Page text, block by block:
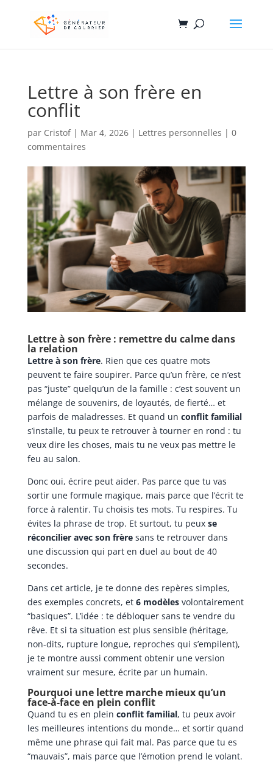
Lettre à son frère en
conflit
par Cristof| Mar 4, 2026| Lettres personnelles | 0
commentaires
Lettre à son frère : remettre du calme dans
la relation
Lettre à son frère. Rien que ces quatre mots
peuvent te faire soupirer. Parce qu’un frère, ce n’est
pas “juste” quelqu’un de la famille : c’est souvent un
mélange de souvenirs, de loyautés, de fierté… et
parfois de maladresses. Et quand un conflit familial
s’installe, tu peux te retrouver à tourner en rond : tu
veux dire les choses, mais tu ne veux pas mettre le
feu au salon.
Donc oui, écrire peut aider. Pas parce que tu vas
sortir une formule magique, mais parce que l’écrit te
force à ralentir. Tu choisis tes mots. Tu respires. Tu
évites la phrase de trop. Et surtout, tu peux se
réconcilier avec son frèresans te retrouver dans
une discussion qui part en duel au bout de 40
secondes.
Dans cet article, je te donne des repères simples,
des exemples concrets, et 6 modèlesvolontairement
“basiques”. L’idée : te débloquer sans te vendre du
rêve. Et si ta situation est plus sensible (héritage,
non-dits, rupture longue, reproches qui s’empilent),
je te montre aussi comment obtenir une version
vraiment sur mesure, écrite par un humain.
Pourquoi une lettre marche mieux qu’un
face-à-face en plein conflit
Quand tu es en plein conflit familial, tu peux avoir
les meilleures intentions du monde… et sortir quand
même une phrase qui fait mal. Pas parce que tu es
“mauvais”, mais parce que l’émotion prend le volant.